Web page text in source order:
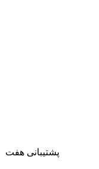
پشتیبانی هفت